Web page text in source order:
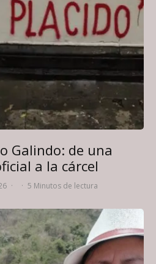
Galindo: de una
a la cárcel
· · 5 Minutos de lectura